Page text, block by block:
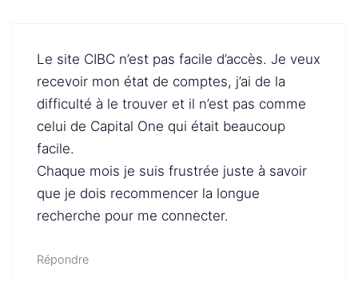
Le site CIBC n’est pas facile d’accès. Je veux
recevoir mon état de comptes, j’ai de la
difficulté à le trouver et il n’est pas comme
celui de Capital One qui était beaucoup
facile.
Chaque mois je suis frustrée juste à savoir
que je dois recommencer la longue
recherche pour me connecter.
Répondre